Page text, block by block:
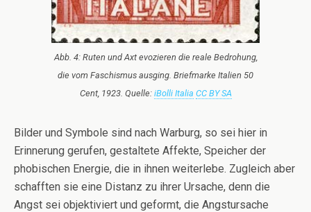
Abb. 4: Ruten und Axt evozieren die reale Bedrohung,
die vom Faschismus ausging. Briefmarke Italien 50
Cent, 1923. Quelle: iBolli Italia CC BY SA
Bilder und Symbole sind nach Warburg, so sei hier in
Erinnerung gerufen, gestaltete Affekte, Speicher der
phobischen Energie, die in ihnen weiterlebe. Zugleich aber
schafften sie eine Distanz zu ihrer Ursache, denn die
Angst sei objektiviert und geformt, die Angstursache